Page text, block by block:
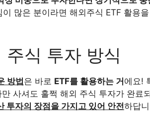
많은 분이라면 해외주식 ETF 활용
주식 투자 방식
방법은 바로 ETF를 활용하는 거에요!
사셔도 훌쩍 해외 주식 투자가 완료
투자의 장점을 가지고 있어 안전하답